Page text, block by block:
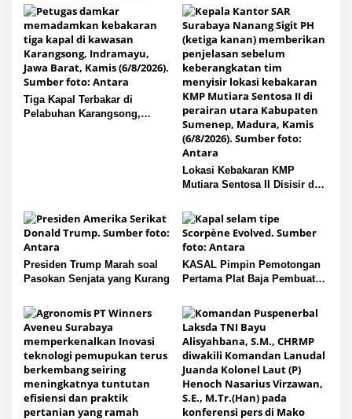
Tiga Kapal Terbakar di
Pelabuhan Karangsong,
Lokasi Kebakaran KMP
Mutiara Sentosa II Disisir dari
Presiden Trump Marah soal
Pasokan Senjata yang Kurang
KASAL Pimpin Pemotongan
Pertama Plat Baja Pembuatan